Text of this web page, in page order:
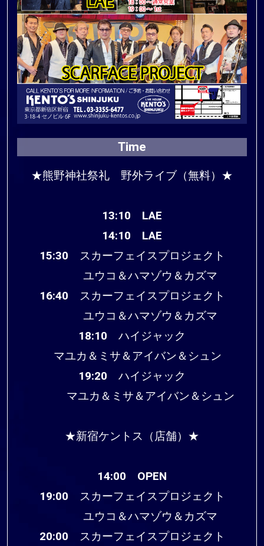
Time
★熊野神社祭礼 野外ライブ（無料）★
13:10 LAE
14:10 LAE
15:30 スカーフェイスプロジェクト
ユウコ＆ハマゾウ＆カズマ
16:40 スカーフェイスプロジェクト
ユウコ＆ハマゾウ＆カズマ
18:10 ハイジャック
マユカ＆ミサ＆アイバン＆シュン
19:20 ハイジャック
マユカ＆ミサ＆アイバン＆シュン
★新宿ケントス（店舗）★
14:00 OPEN
19:00 スカーフェイスプロジェクト
ユウコ＆ハマゾウ＆カズマ
20:00 スカーフェイスプロジェクト